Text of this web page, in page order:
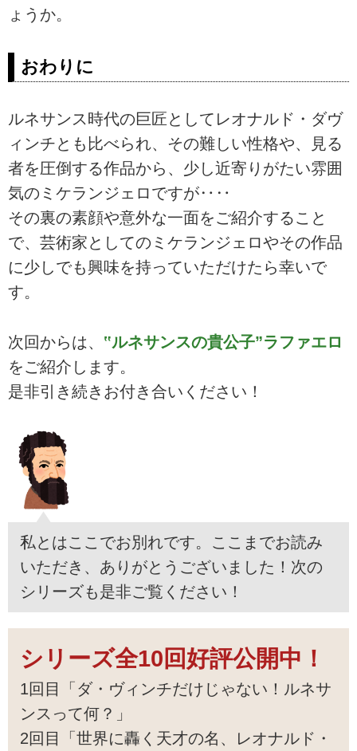
ょうか。
おわりに
ルネサンス時代の巨匠としてレオナルド・ダヴ
ィンチとも比べられ、その難しい性格や、見る
者を圧倒する作品から、少し近寄りがたい雰囲
気のミケランジェロですが‥‥
その裏の素顔や意外な一面をご紹介すること
で、芸術家としてのミケランジェロやその作品
に少しでも興味を持っていただけたら幸いで
す。
次回からは、 ‟ルネサンスの貴公子”ラファエロ
をご紹介します。
是非引き続きお付き合いください！
私とはここでお別れです。ここまでお読み
いただき、ありがとうございました！次の
シリーズも是非ご覧ください！
シリーズ全10回好評公開中！
1回目「ダ・ヴィンチだけじゃない！ルネサ
ンスって何？」
2回目「世界に轟く天才の名、レオナルド・